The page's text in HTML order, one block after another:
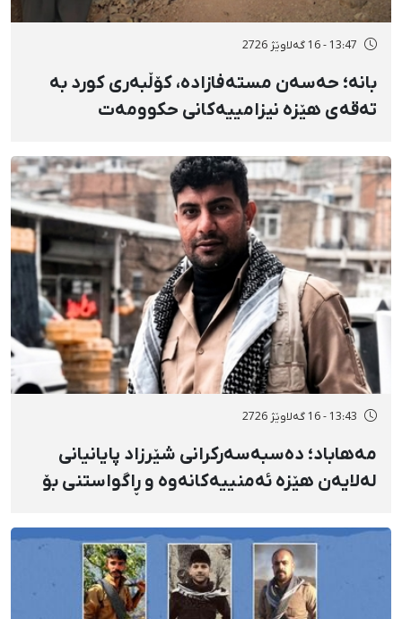
13:47 - 16 گەلاوێژ 2726
بانه؛ حەسەن مستەفازادە، کۆڵبەری کورد بە
تەقەی هێزە نیزامییەکانی حکوومەت
13:43 - 16 گەلاوێژ 2726
مەهاباد؛ دەسبەسەرکرانی شێرزاد پایانیانی
لەلایەن هێزە ئەمنییەکانەوە و ڕاگواستنی بۆ